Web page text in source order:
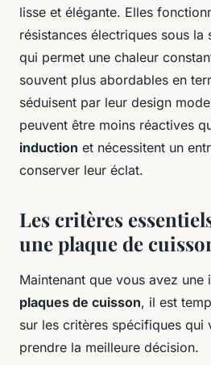
lisse et élégante. Elles
résistances électriques sous
qui permet une chaleur
souvent plus abordables en
séduisent par leur design
peuvent être moins réactives
induction et nécessitent un
conserver leur éclat.
Les critères
une plaque de
Maintenant que vous avez une
plaques de cuisson, il est
sur les critères spécifiques qui
prendre la meilleure décision.